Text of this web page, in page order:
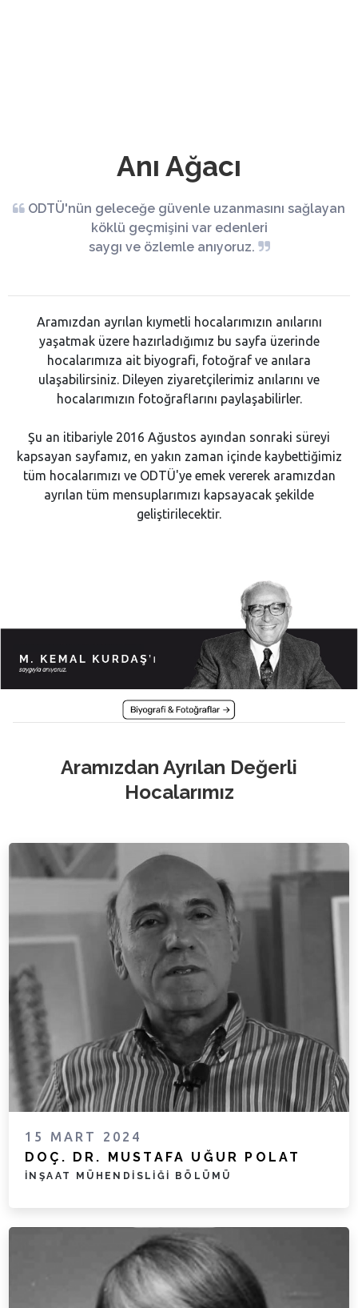
Anı Ağacı
ODTÜ'nün geleceğe güvenle uzanmasını sağlayan
köklü geçmişini var edenleri
saygı ve özlemle anıyoruz.
Aramızdan ayrılan kıymetli hocalarımızın anılarını
yaşatmak üzere hazırladığımız bu sayfa üzerinde
hocalarımıza ait biyografi, fotoğraf ve anılara
ulaşabilirsiniz. Dileyen ziyaretçilerimiz anılarını ve
hocalarımızın fotoğraflarını paylaşabilirler.
Şu an itibariyle 2016 Ağustos ayından sonraki süreyi
kapsayan sayfamız, en yakın zaman içinde kaybettiğimiz
tüm hocalarımızı ve ODTÜ'ye emek vererek aramızdan
ayrılan tüm mensuplarımızı kapsayacak şekilde
geliştirilecektir.
Aramızdan Ayrılan Değerli
Hocalarımız
15 MART 2024
DOÇ. DR. MUSTAFA UĞUR POLAT
İNŞAAT MÜHENDISLIĞI BÖLÜMÜ